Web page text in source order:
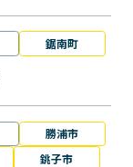
鋸南町
勝浦市
銚子市